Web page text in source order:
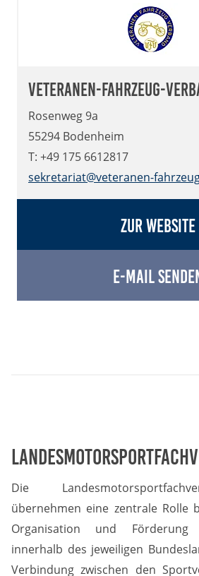
Veteranen-Fahrzeug-
Rosenweg 9a
55294 Bodenheim
T: +49 175 6612817
sekretariat@veteranen-
Zur Website
E-Mail
Die
übernehmen eine zentrale Rolle
Organisation und
innerhalb des jeweiligen
Verbindung zwischen den